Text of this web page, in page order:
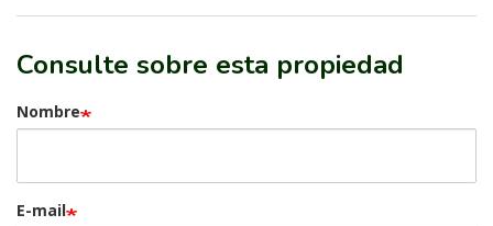
Consulte sobre esta propiedad
Nombre
E-mail